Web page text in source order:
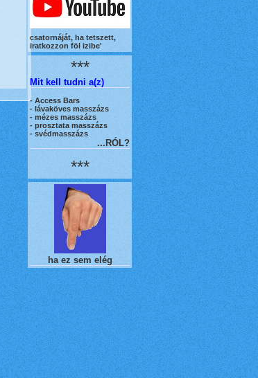
csatornáját, ha tetszett,
iratkozzon föl izibe'
***
Mit kell tudni a(z)
- Access Bars
- lávaköves masszázs
- mézes masszázs
- prosztata masszázs
- svédmasszázs
...RÓL?
***
ha ez sem elég